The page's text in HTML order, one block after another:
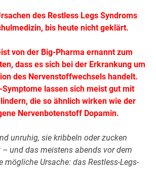
des Restless Legs Syndroms
bis heute nicht geklärt.
von der Big-Pharma ernannt zum
dass es sich bei der Erkrankung um
des Nervenstoffwechsels handelt.
Symptome lassen sich meist gut mit
die so ähnlich wirken wie der
Nervenbotenstoff Dopamin.
unruhig, sie kribbeln oder zucken
und das meistens abends vor dem
mögliche Ursache: das Restless-Legs-